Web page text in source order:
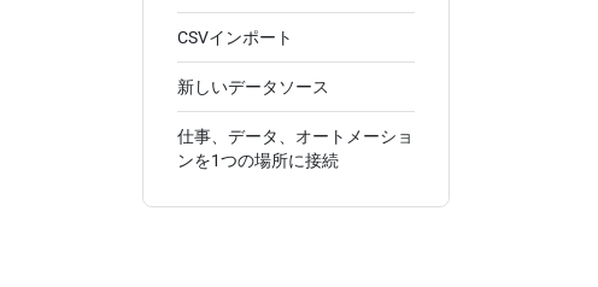
CSVインポート
新しいデータソース
仕事、データ、オートメーショ
ンを1つの場所に接続